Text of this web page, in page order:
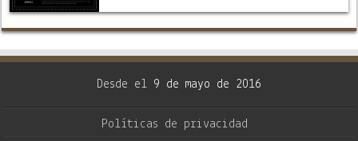
la Segunda guerra persa y las campañas
de …
Desde el 9 de mayo de 2016
Políticas de privacidad